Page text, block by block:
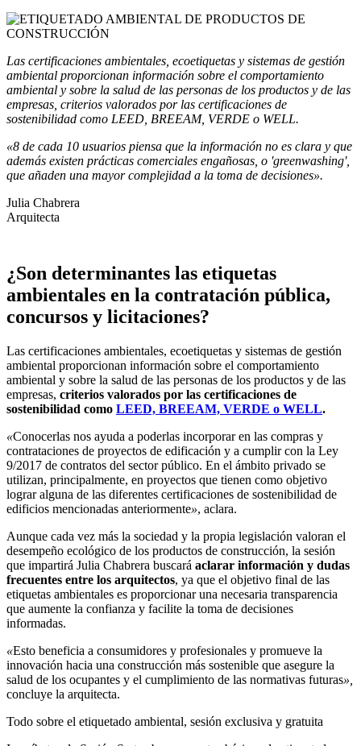
Las certificaciones ambientales, ecoetiquetas y sistemas de gestión
ambiental proporcionan información sobre el comportamiento
ambiental y sobre la salud de las personas de los productos y de las
empresas, criterios valorados por las certificaciones de
sostenibilidad como LEED, BREEAM, VERDE o WELL.
«8 de cada 10 usuarios piensa que la información no es clara y que
además existen prácticas comerciales engañosas, o 'greenwashing',
que añaden una mayor complejidad a la toma de decisiones».
Julia Chabrera
Arquitecta
¿Son determinantes las etiquetas
ambientales en la contratación pública,
concursos y licitaciones?
Las certificaciones ambientales, ecoetiquetas y sistemas de gestión
ambiental proporcionan información sobre el comportamiento
ambiental y sobre la salud de las personas de los productos y de las
empresas, criterios valorados por las certificaciones de
sostenibilidad como LEED, BREEAM, VERDE o WELL.
«Conocerlas nos ayuda a poderlas incorporar en las compras y
contrataciones de proyectos de edificación y a cumplir con la Ley
9/2017 de contratos del sector público. En el ámbito privado se
utilizan, principalmente, en proyectos que tienen como objetivo
lograr alguna de las diferentes certificaciones de sostenibilidad de
edificios mencionadas anteriormente», aclara.
Aunque cada vez más la sociedad y la propia legislación valoran el
desempeño ecológico de los productos de construcción, la sesión
que impartirá Julia Chabrera buscará aclarar información y dudas
frecuentes entre los arquitectos, ya que el objetivo final de las
etiquetas ambientales es proporcionar una necesaria transparencia
que aumente la confianza y facilite la toma de decisiones
informadas.
«Esto beneficia a consumidores y profesionales y promueve la
innovación hacia una construcción más sostenible que asegure la
salud de los ocupantes y el cumplimiento de las normativas futuras»,
concluye la arquitecta.
Todo sobre el etiquetado ambiental, sesión exclusiva y gratuita